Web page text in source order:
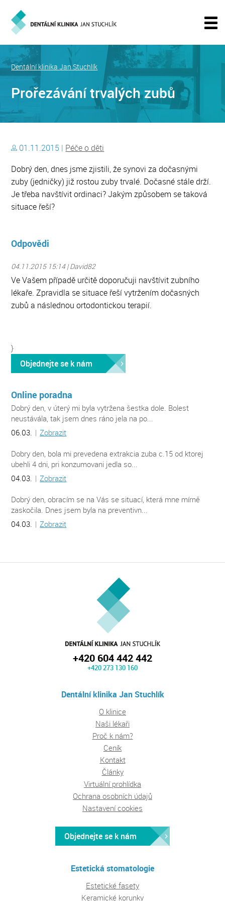
Prořezávání trvalých zubů
Dentální klinika Jan Stuchlík
01.11.2015 | Péče o děti
Dobrý den, dnes jsme zjistili, že synovi za dočasnými
zuby (jedničky) již rostou zuby trvalé. Dočasné stále drží.
Je třeba navštívit ordinaci? Jakým způsobem se taková
situace řeší?
Odpovědi
04.11.2015 15:14 | David82
Ve Vašem případě určitě doporučuji navštívit zubního
lékaře. Zpravidla se situace řeší vytržením dočasných
zubů a následnou ortodontickou terapií.
}
Objednejte se k nám
Online poradna
Dobrý den, v úterý mi byla vytržena šestka dole. Bolest
neustávála, tak jsem dnes ráno jela na po...
06.03. | Zobrazit
Dobry den, bola mi prevedena extrakcia zuba c.15 od ktorej
ubehli 4 dni, pri konzumovani jedla so...
04.03. | Zobrazit
Dobrý den, obracím se na Vás se situací, která mne mírně
zaskočila. Dnes jsem byla na preventivn...
04.03. | Zobrazit
+420 604 442 442
+420 273 130 160
Dentální klinika Jan Stuchlík
O klinice
Naši lékaři
Proč k nám?
Ceník
Kontakt
Články
Virtuální prohlídka
Ochrana osobních údajů
Nastavení cookies
Objednejte se k nám
Estetická stomatologie
Estetické fasety
Keramické korunky